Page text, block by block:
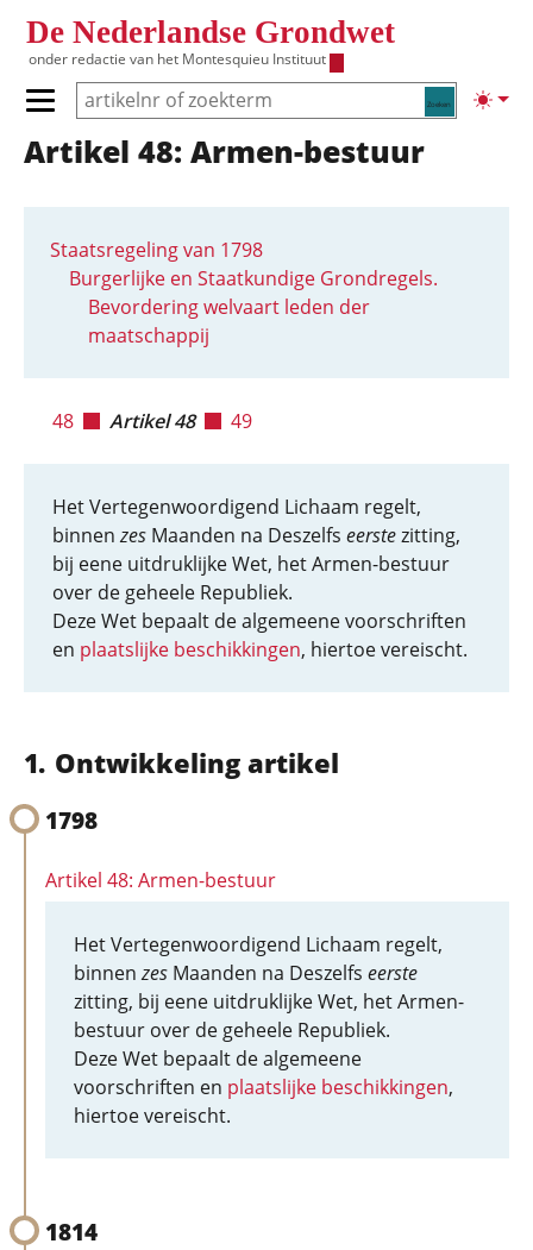
De Nederlandse Grondwet
onder redactie van het Montesquieu Instituut
Zoeken
Primair menu tonen/verbergen
Hoofdnavigatie
Artikel 48: Armen-bestuur
Staatsregeling van 1798
Burgerlijke en Staatkundige Grondregels.
Bevordering welvaart leden der
maatschappij
48 Artikel 48 49
Het Vertegenwoordigend Lichaam regelt,
binnenzes Maanden na Deszelfs eerstezitting,
bij eene uitdruklijke Wet, het Armen-bestuur
over de geheele Republiek.
Deze Wet bepaalt de algemeene voorschriften
en plaatslijke beschikkingen, hiertoe vereischt.
Ontwikkeling artikel
1798
Artikel 48: Armen-bestuur
Het Vertegenwoordigend Lichaam regelt,
binnenzes Maanden na Deszelfs eerste
zitting, bij eene uitdruklijke Wet, het Armen-
bestuur over de geheele Republiek.
Deze Wet bepaalt de algemeene
voorschriften en plaatslijke beschikkingen,
hiertoe vereischt.
1814